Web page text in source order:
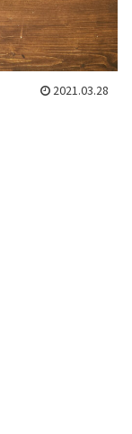
2021.03.28